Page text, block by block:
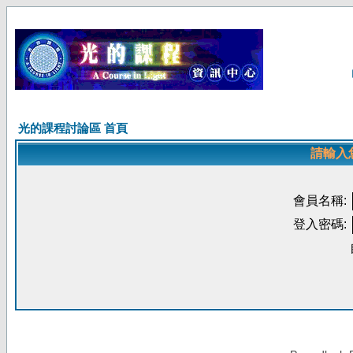
光的課程討論區 首頁
請輸入
會員名稱:
登入密碼: